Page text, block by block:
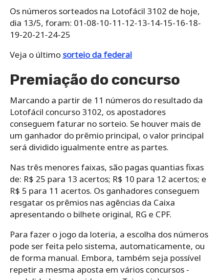
Os números sorteados na Lotofácil 3102 de hoje,
dia 13/5, foram: 01-08-10-11-12-13-14-15-16-18-
19-20-21-24-25
Veja o último sorteio da federal
Premiação do concurso
Marcando a partir de 11 números do resultado da
Lotofácil concurso 3102, os apostadores
conseguem faturar no sorteio. Se houver mais de
um ganhador do prêmio principal, o valor principal
será dividido igualmente entre as partes.
Nas três menores faixas, são pagas quantias fixas
de: R$ 25 para 13 acertos; R$ 10 para 12 acertos; e
R$ 5 para 11 acertos. Os ganhadores conseguem
resgatar os prêmios nas agências da Caixa
apresentando o bilhete original, RG e CPF.
Para‌ ‌fazer‌ ‌o‌ ‌jogo da loteria,‌ ‌a‌ ‌escolha‌ ‌dos‌ ‌números‌
‌pode‌ ‌ser‌ ‌feita‌ ‌pelo‌ ‌sistema,‌ ‌automaticamente,‌ ‌ou‌
‌de‌ ‌forma‌ ‌manual.‌ Embora, ‌também‌ ‌seja‌ ‌possível‌
‌repetir‌ ‌a‌ ‌mesma‌ ‌aposta‌ ‌em‌ ‌vários‌ ‌concursos -‌